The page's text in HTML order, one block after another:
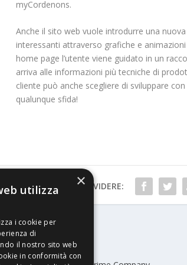
myCordenons.
Anche il sito web vuole introdurre una
interessanti attraverso grafiche e
home page l’utente viene guidato in un
arriva alle informazioni più tecniche di
cliente può anche scegliere di sviluppare
qualunque sfida!
CONDIVIDERE:
×
utilizza
i cookie per
di
il nostro sito web
in conformità con